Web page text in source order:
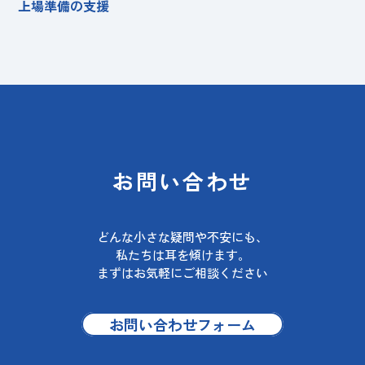
上場準備の支援
お問い合わせ
どんな小さな疑問や不安にも、
私たちは耳を傾けます。
まずはお気軽にご相談ください
お問い合わせフォーム